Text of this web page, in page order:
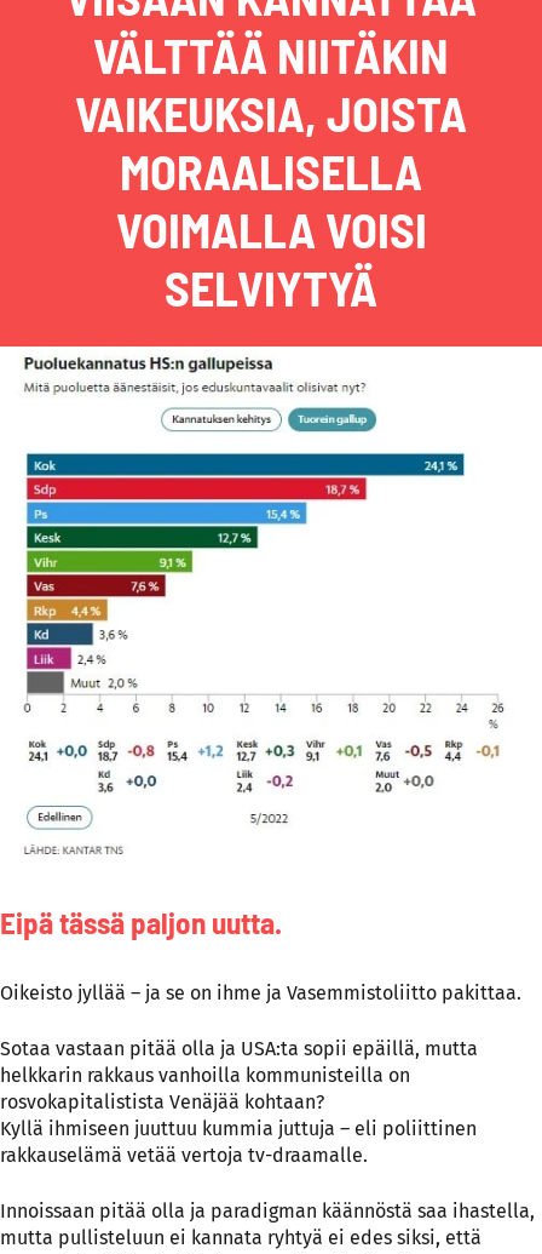
VÄLTTÄÄ NIITÄKIN
VAIKEUKSIA, JOISTA
MORAALISELLA
VOIMALLA VOISI
SELVIYTYÄ
Eipä tässä paljon uutta.
Oikeisto jyllää – ja se on ihme ja Vasemmistoliitto pakittaa.
Sotaa vastaan pitää olla ja USA:ta sopii epäillä, mutta
helkkarin rakkaus vanhoilla kommunisteilla on
rosvokapitalistista Venäjää kohtaan?
Kyllä ihmiseen juuttuu kummia juttuja – eli poliittinen
rakkauselämä vetää vertoja tv-draamalle.
Innoissaan pitää olla ja paradigman käännöstä saa ihastella,
mutta pullisteluun ei kannata ryhtyä ei edes siksi, että